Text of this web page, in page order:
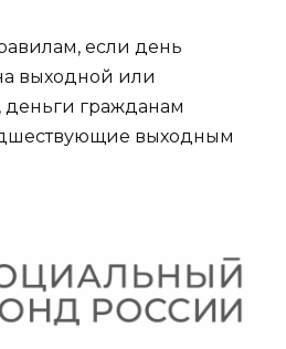
если день
выходной или
гражданам
выходным